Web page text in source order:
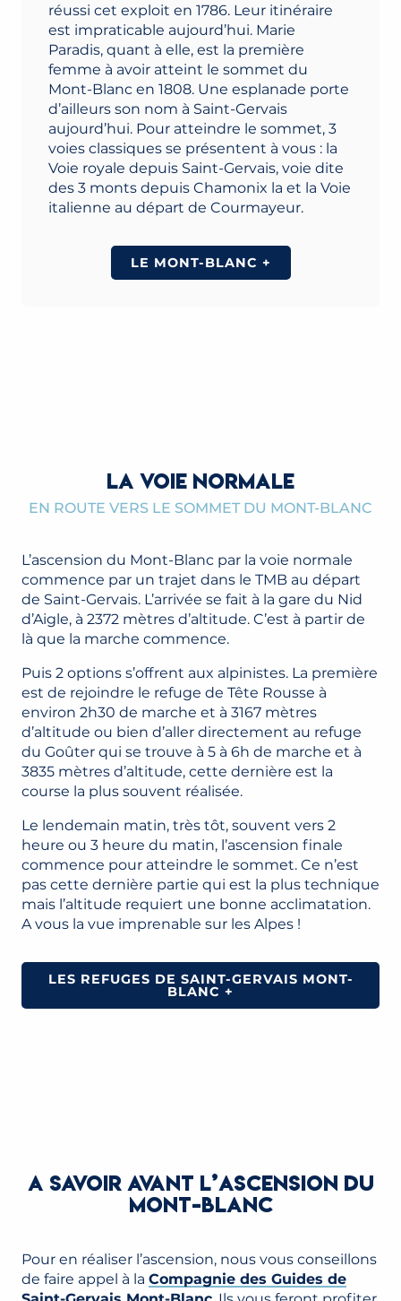
réussi cet exploit en 1786. Leur itinéraire
est impraticable aujourd’hui. Marie
Paradis, quant à elle, est la première
femme à avoir atteint le sommet du
Mont-Blanc en 1808. Une esplanade porte
d’ailleurs son nom à Saint-Gervais
aujourd’hui. Pour atteindre le sommet, 3
voies classiques se présentent à vous : la
Voie royale depuis Saint-Gervais, voie dite
des 3 monts depuis Chamonix la et la Voie
italienne au départ de Courmayeur.
LE MONT-BLANC +
LA VOIE NORMALE
EN ROUTE VERS LE SOMMET DU MONT-BLANC
L’ascension du Mont-Blanc par la voie normale
commence par un trajet dans le TMB au départ
de Saint-Gervais. L’arrivée se fait à la gare du Nid
d’Aigle, à 2372 mètres d’altitude. C’est à partir de
là que la marche commence.
Puis 2 options s’offrent aux alpinistes. La première
est de rejoindre le refuge de Tête Rousse à
environ 2h30 de marche et à 3167 mètres
d’altitude ou bien d’aller directement au refuge
du Goûter qui se trouve à 5 à 6h de marche et à
3835 mètres d’altitude, cette dernière est la
course la plus souvent réalisée.
Le lendemain matin, très tôt, souvent vers 2
heure ou 3 heure du matin, l’ascension finale
commence pour atteindre le sommet. Ce n’est
pas cette dernière partie qui est la plus technique
mais l’altitude requiert une bonne acclimatation.
A vous la vue imprenable sur les Alpes !
LES REFUGES DE SAINT-GERVAIS MONT-
BLANC +
A SAVOIR AVANT L’ASCENSION DU
MONT-BLANC
Pour en réaliser l’ascension, nous vous conseillons
de faire appel à la Compagnie des Guides de